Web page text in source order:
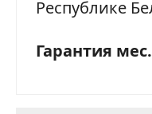
Республике
Гарантия